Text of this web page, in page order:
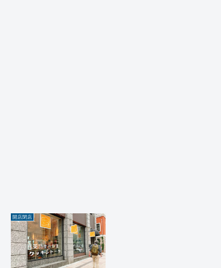
開店閉店